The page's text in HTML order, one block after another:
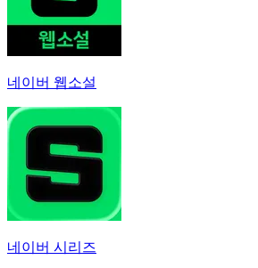
네이버 웹소설
네이버 시리즈